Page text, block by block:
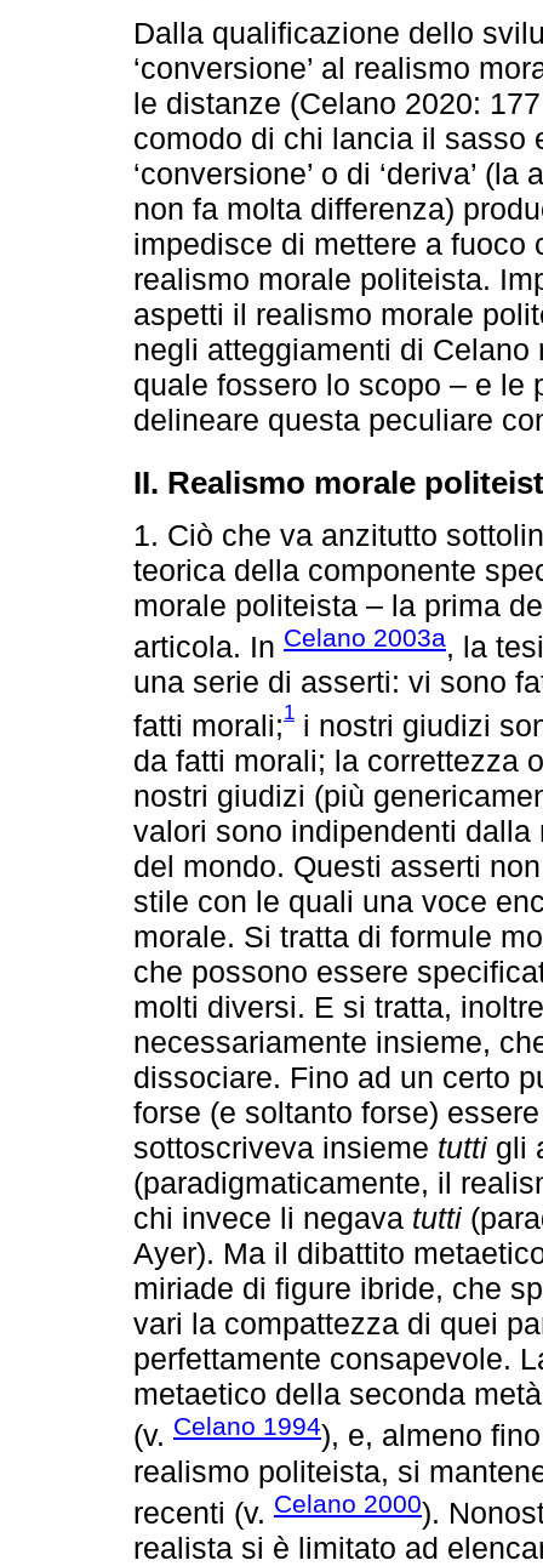
Dalla qualificazione dello
‘conversione’ al realismo
le distanze (Celano 2020:
comodo di chi lancia il sasso
‘conversione’ o di ‘deriva’
non fa molta differenza)
impedisce di mettere a fuoco
realismo morale politeista.
aspetti il realismo morale
negli atteggiamenti di
quale fossero lo scopo – e le
delineare questa peculiare
II. Realismo morale
1. Ciò che va anzitutto
teorica della componente
morale politeista – la prima
articola. In Celano 2003a, la
una serie di asserti: vi sono
fatti morali;1 i nostri giudizi
da fatti morali; la correttezza
nostri giudizi (più
valori sono indipendenti dalla
del mondo. Questi asserti
stile con le quali una voce
morale. Si tratta di formule
che possono essere
molti diversi. E si tratta,
necessariamente insieme,
dissociare. Fino ad un certo
forse (e soltanto forse)
sottoscriveva insieme tutti gli
(paradigmaticamente, il
chi invece li negava tutti
Ayer). Ma il dibattito
miriade di figure ibride, che
vari la compattezza di quei
perfettamente consapevole.
metaetico della seconda
(v. Celano 1994), e, almeno
realismo politeista, si
recenti (v. Celano 2000).
realista si è limitato ad